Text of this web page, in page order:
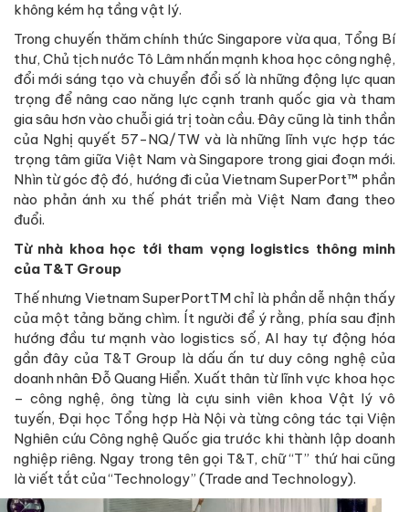
không kém hạ tầng vật lý.
Trong chuyến thăm chính thức Singapore vừa qua, Tổng Bí
thư, Chủ tịch nước Tô Lâm nhấn mạnh khoa học công nghệ,
đổi mới sáng tạo và chuyển đổi số là những động lực quan
trọng để nâng cao năng lực cạnh tranh quốc gia và tham
gia sâu hơn vào chuỗi giá trị toàn cầu. Đây cũng là tinh thần
của Nghị quyết 57-NQ/TW và là những lĩnh vực hợp tác
trọng tâm giữa Việt Nam và Singapore trong giai đoạn mới.
Nhìn từ góc độ đó, hướng đi của Vietnam SuperPort™ phần
nào phản ánh xu thế phát triển mà Việt Nam đang theo
đuổi.
Từ nhà khoa học tới tham vọng logistics thông minh
của T&T Group
Thế nhưng Vietnam SuperPortTM chỉ là phần dễ nhận thấy
của một tảng băng chìm. Ít người để ý rằng, phía sau định
hướng đầu tư mạnh vào logistics số, AI hay tự động hóa
gần đây của T&T Group là dấu ấn tư duy công nghệ của
doanh nhân Đỗ Quang Hiển. Xuất thân từ lĩnh vực khoa học
– công nghệ, ông từng là cựu sinh viên khoa Vật lý vô
tuyến, Đại học Tổng hợp Hà Nội và từng công tác tại Viện
Nghiên cứu Công nghệ Quốc gia trước khi thành lập doanh
nghiệp riêng. Ngay trong tên gọi T&T, chữ “T” thứ hai cũng
là viết tắt của “Technology” (Trade and Technology).